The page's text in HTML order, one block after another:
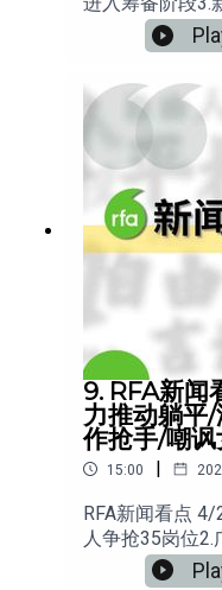
押4.各地倒查基
年轻人躺平？6.
9. RFA新闻
力推动躺平
作抢手/嘲
15:00 |
RFA新闻看点
人争抢35岗位
要求赔偿 3.日